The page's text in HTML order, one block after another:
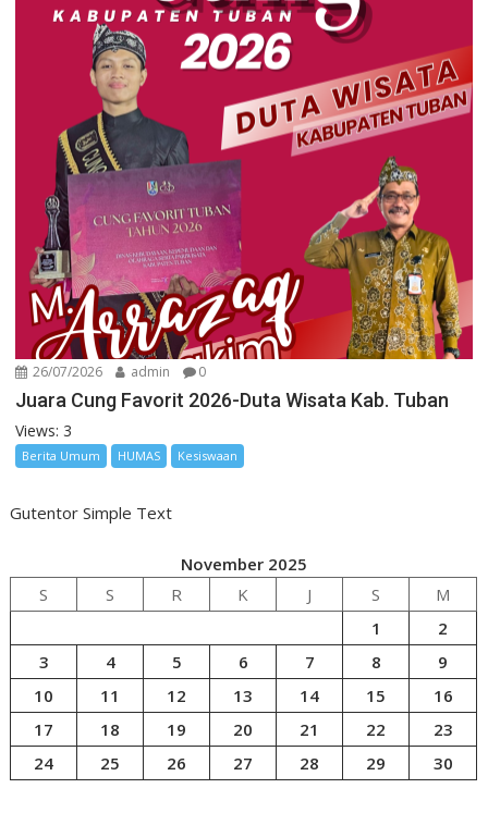
26/07/2026 admin 0
Juara Cung Favorit 2026-Duta Wisata Kab. Tuban
Views: 3
Berita Umum HUMAS Kesiswaan
Gutentor Simple Text
November 2025
S
S R K J S
M
1
2
3
4 5 6 7 8
9
10
11 12 13 14 15
16
17
18 19 20 21 22
23
24
25 26 27 28 29 30